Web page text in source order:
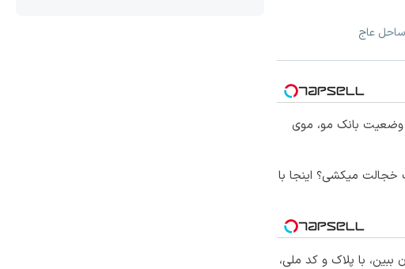
ساحل عاج
وضعیت بانک مو، موی
میکشی؟ اینجا با
ببین، با پلاک و کد ملی،